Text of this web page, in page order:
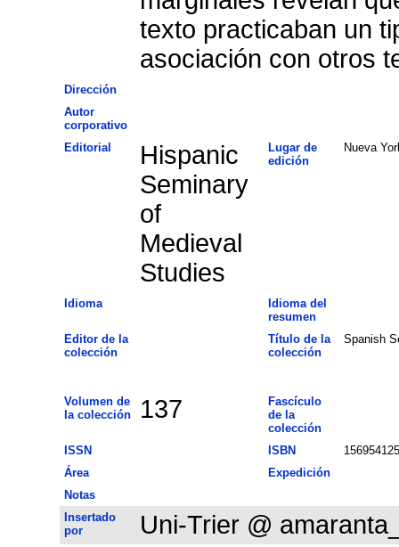
texto practicaban un
asociación con otros
Dirección
Autor
corporativo
Editorial
Hispanic
Seminary
of
Medieval
Studies
Lugar de
edición
Nueva
Idioma
Idioma del
resumen
Editor de la
colección
Título de la
colección
Spanish
Volumen de
la colección
137
Fascículo
de la
colección
ISSN
ISBN
Área
Expedición
Notas
Insertado
por
Uni-Trier @